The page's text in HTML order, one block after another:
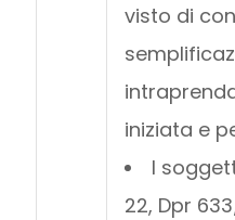
visto di
iniziata e
I
22, Dpr